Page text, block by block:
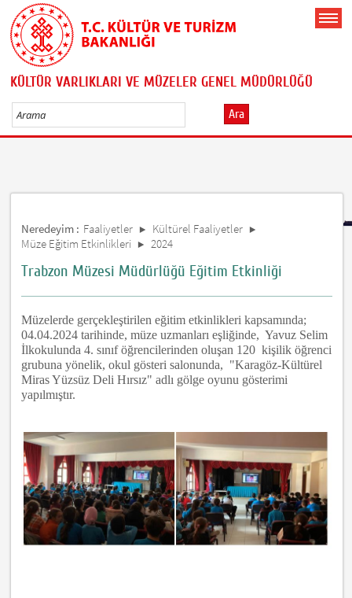
KÜLTÜR VARLIKLARI VE MÜZELER GENEL MÜDÜRLÜĞÜ
Ara
Neredeyim : Faaliyetler
Kültürel Faaliyetler
Müze Eğitim Etkinlikleri
2024
Trabzon Müzesi Müdürlüğü Eğitim Etkinliği
Müzelerde gerçekleştirilen eğitim etkinlikleri kapsamında;
04.04.2024 tarihinde, müze uzmanları eşliğinde, Yavuz Selim
İlkokulunda 4. sınıf öğrencilerinden oluşan 120 kişilik öğrenci
grubuna yönelik, okul gösteri salonunda, "Karagöz-Kültürel
Miras Yüzsüz Deli Hırsız" adlı gölge oyunu gösterimi
yapılmıştır.